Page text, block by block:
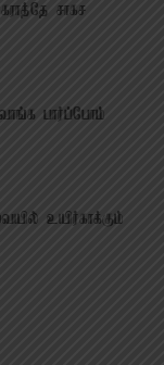
சாகச
பார்ப்போம்
உயிர்காக்கும்